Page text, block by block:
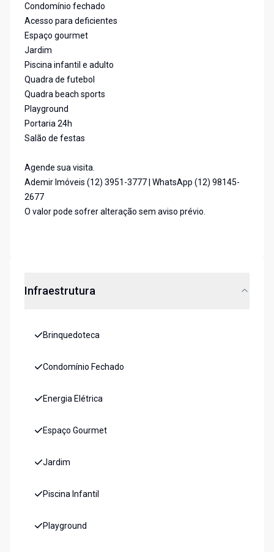
Condomínio fechado
Acesso para deficientes
Espaço gourmet
Jardim
Piscina infantil e adulto
Quadra de futebol
Quadra beach sports
Playground
Portaria 24h
Salão de festas
Agende sua visita.
Ademir Imóveis (12) 3951-3777 | WhatsApp (12) 98145-
2677
O valor pode sofrer alteração sem aviso prévio.
Infraestrutura
Brinquedoteca
Condomínio Fechado
Energia Elétrica
Espaço Gourmet
Jardim
Piscina Infantil
Playground